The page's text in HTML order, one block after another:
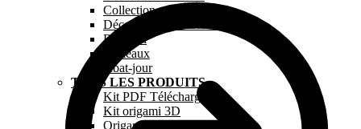
Collection « Paperkids »
Décoration chambre bébé
Religion
Tableaux
Abat-jour
TOUS LES PRODUITS
Kit PDF Téléchargeable
Kit origami 3D
Origami 3D à poser